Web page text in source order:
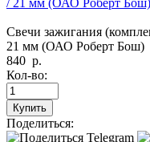
Свечи зажигания
21 мм (ОАО Роберт Бош)
840 р.
Кол-во:
Купить
Поделиться: